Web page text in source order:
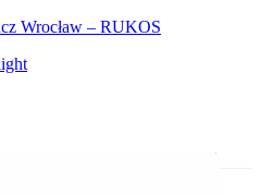
Wrocław – RUKOS